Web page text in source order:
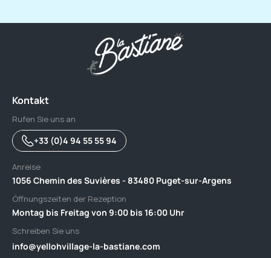
Kontakt
Rufen Sie uns an
+33 (0)4 94 55 55 94
Anreise
1056 Chemin des Suvières - 83480 Puget-sur-Argens
Öffnungszeiten der Rezeption
Montag bis Freitag von 9:00 bis 16:00 Uhr
Schreiben Sie uns
info@yellohvillage-la-bastiane.com